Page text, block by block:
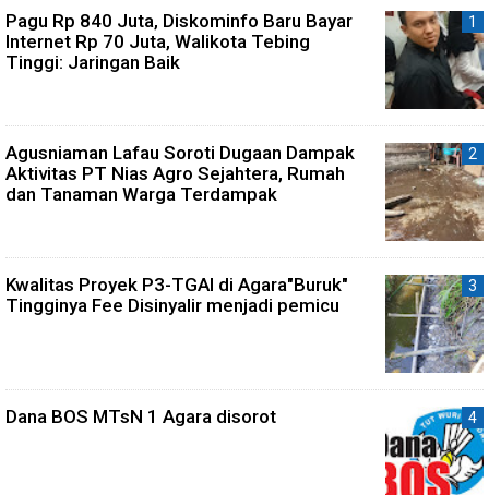
Pagu Rp 840 Juta, Diskominfo Baru Bayar
Internet Rp 70 Juta, Walikota Tebing
Tinggi: Jaringan Baik
Agusniaman Lafau Soroti Dugaan Dampak
Aktivitas PT Nias Agro Sejahtera, Rumah
dan Tanaman Warga Terdampak
Kwalitas Proyek P3-TGAI di Agara"Buruk"
Tingginya Fee Disinyalir menjadi pemicu
Dana BOS MTsN 1 Agara disorot